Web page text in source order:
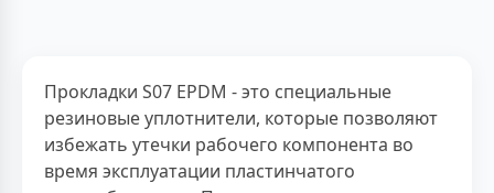
Прокладки S07 EPDM - это специальные
резиновые уплотнители, которые позволяют
избежать утечки рабочего компонента во
время эксплуатации пластинчатого